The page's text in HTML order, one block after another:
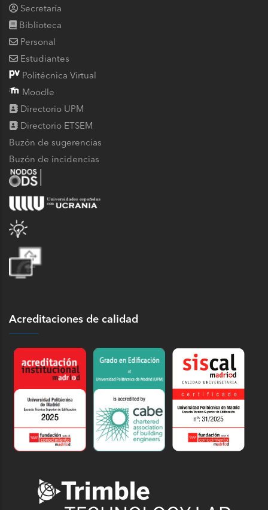
Secretaría
Biblioteca
Personal
Estudiantes
Politécnica Virtual
Moodle
Directorio UPM
Directorio ETSEM
Buzón de sugerencias
Buzón de incidencias
Acreditaciones de calidad